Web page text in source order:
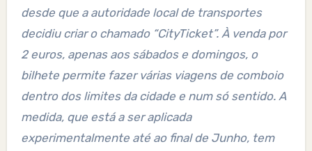
desde que a autoridade local de transportes
decidiu criar o chamado “CityTicket”. À venda por
2 euros, apenas aos sábados e domingos, o
bilhete permite fazer várias viagens de comboio
dentro dos limites da cidade e num só sentido. A
medida, que está a ser aplicada
experimentalmente até ao final de Junho, tem